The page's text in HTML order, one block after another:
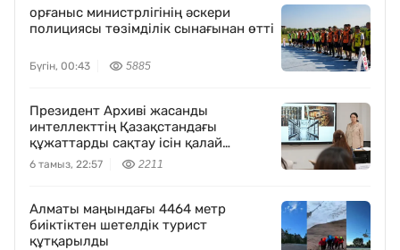
орғаныс министрлігінің әскери
полициясы төзімділік сынағынан өтті
Бүгін, 00:43 5885
Президент Архиві жасанды
интеллекттің Қазақстандағы
құжаттарды сақтау ісін қалай
өзгертетінін көрсетті
6 тамыз, 22:57 2211
Алматы маңындағы 4464 метр
биіктіктен шетелдік турист
құтқарылды